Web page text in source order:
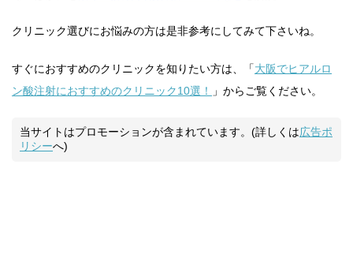
クリニック選びにお悩みの方は是非参考にしてみて下さいね。
すぐにおすすめのクリニックを知りたい方は、「大阪でヒアルロ
ン酸注射におすすめのクリニック10選！
」からご覧ください。
当サイトはプロモーションが含まれています。(詳しくは広告ポ
リシーへ)